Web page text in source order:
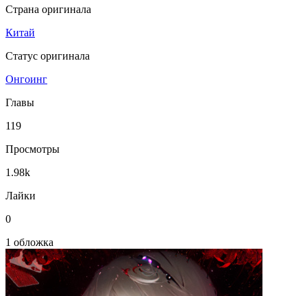
Страна оригинала
Китай
Статус оригинала
Онгоинг
Главы
119
Просмотры
1.98k
Лайки
0
1 обложка